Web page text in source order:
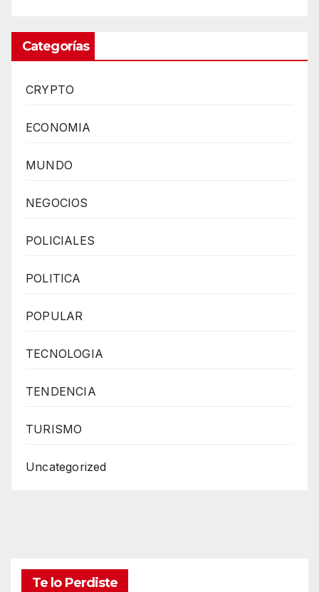
Categorías
CRYPTO
ECONOMIA
MUNDO
NEGOCIOS
POLICIALES
POLITICA
POPULAR
TECNOLOGIA
TENDENCIA
TURISMO
Uncategorized
Te lo Perdiste